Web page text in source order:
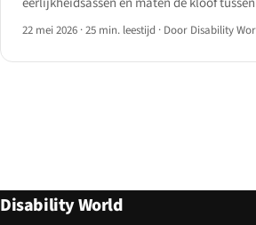
beweren en wat een axe-core-scan
22 mei 2026 ·25 min. leestijd · Door Disability
Disability World